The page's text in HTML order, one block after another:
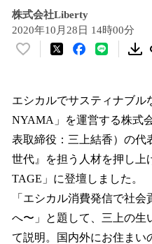
株式会社Liberty
2020年10月28日 14時00分
い
！
数
読
み
込
中
で
す
エシカルでサスティナブル
NYAMA」を運営する株式
表取締役：三上結香）の代
世代』を担う人材を押し上
TAGE」に登壇しました。
「エシカル消費発信で社
へ〜」と題して、三上の生
て説明。国内外にお住まい